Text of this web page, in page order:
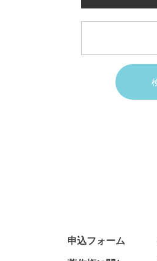
申込フォーム